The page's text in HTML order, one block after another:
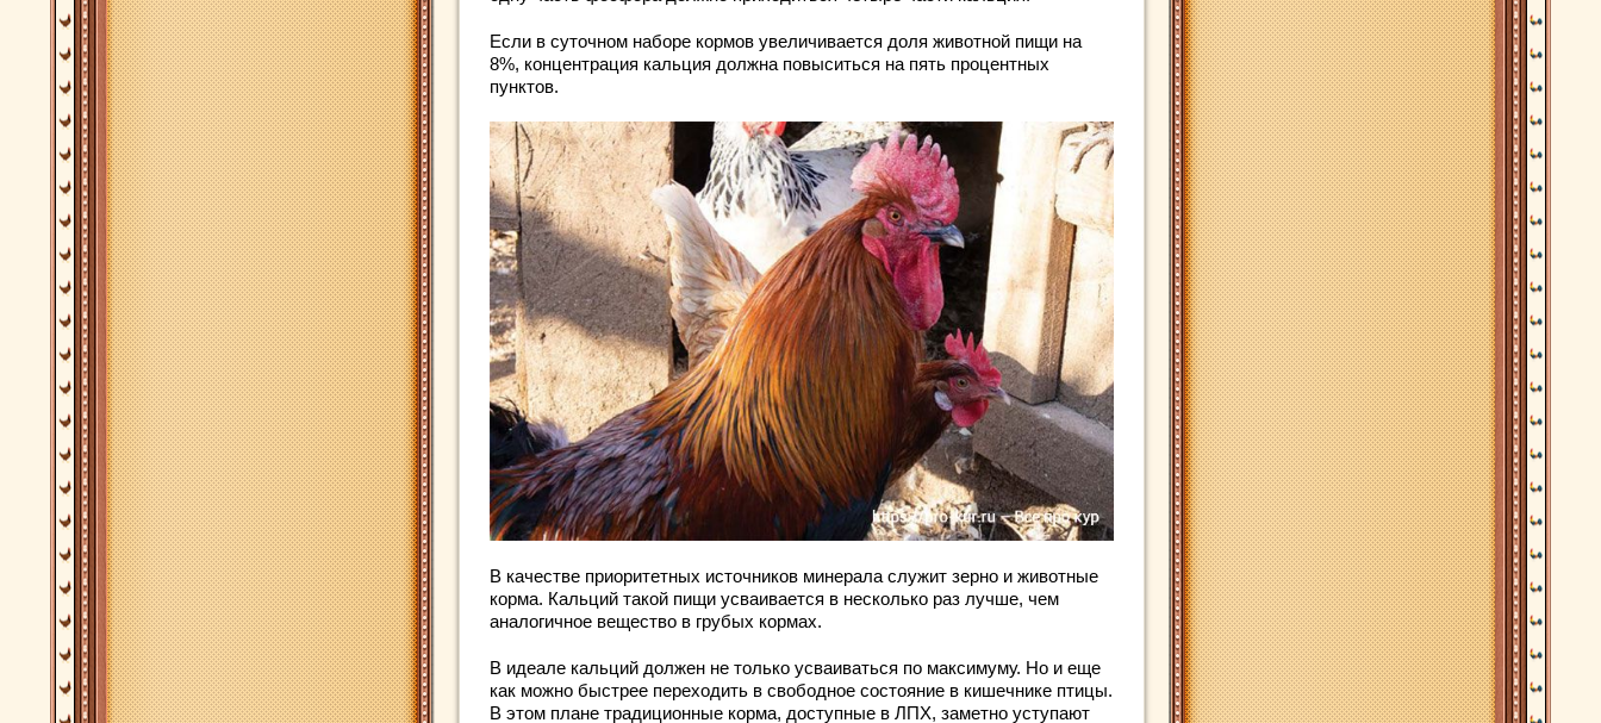
Если в суточном наборе кормов увеличивается доля животной пищи на
8%, концентрация кальция должна повыситься на пять процентных
пунктов.
В качестве приоритетных источников минерала служит зерно и животные
корма. Кальций такой пищи усваивается в несколько раз лучше, чем
аналогичное вещество в грубых кормах.
В идеале кальций должен не только усваиваться по максимуму. Но и еще
как можно быстрее переходить в свободное состояние в кишечнике птицы.
В этом плане традиционные корма, доступные в ЛПХ, заметно уступают